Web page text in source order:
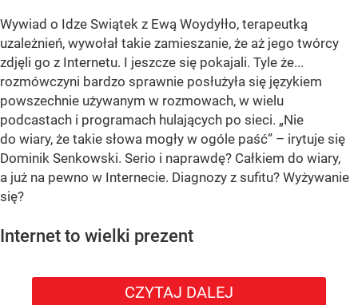
Wywiad o Idze Swiątek z Ewą Woydyłło, terapeutką
uzależnień, wywołał takie zamieszanie, że aż jego twórcy
zdjęli go z Internetu. I jeszcze się pokajali. Tyle że...
rozmówczyni bardzo sprawnie posłużyła się językiem
powszechnie używanym w rozmowach, w wielu
podcastach i programach hulających po sieci. „Nie
do wiary, że takie słowa mogły w ogóle paść” – irytuje się
Dominik Senkowski. Serio i naprawdę? Całkiem do wiary,
a już na pewno w Internecie. Diagnozy z sufitu? Wyżywanie
się?
Internet to wielki prezent
CZYTAJ DALEJ